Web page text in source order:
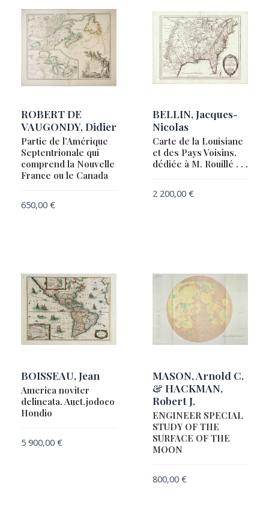
ROBERT DE
VAUGONDY, Didier
Partie de l’Amérique
Septentrionale qui
comprend la Nouvelle
France ou le Canada
650,00 €
BELLIN, Jacques-
Nicolas
Carte de la Louisiane
et des Pays Voisins,
dédiée à M. Rouillé . . .
2 200,00 €
BOISSEAU, Jean
America noviter
delineata. Auct.jodoco
Hondio
5 900,00 €
MASON, Arnold C.
& HACKMAN,
Robert J.
ENGINEER SPECIAL
STUDY OF THE
SURFACE OF THE
MOON
800,00 €